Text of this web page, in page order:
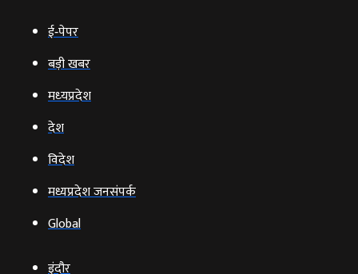
ई‑पेपर
बड़ी खबर
मध्‍यप्रदेश
देश
विदेश
मध्यप्रदेश जनसंपर्क
Global
इंदौर